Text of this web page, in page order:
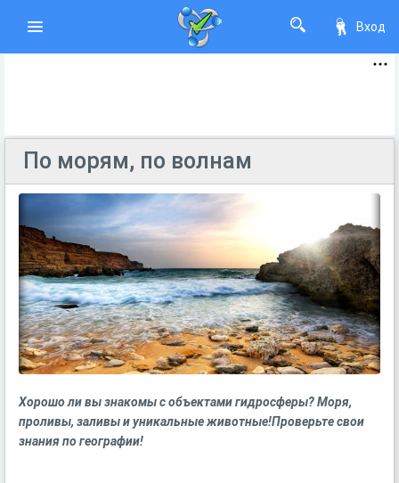
Вход
По морям, по волнам
Хорошо ли вы знакомы с объектами гидросферы? Моря,
проливы, заливы и уникальные животные!Проверьте свои
знания по географии!